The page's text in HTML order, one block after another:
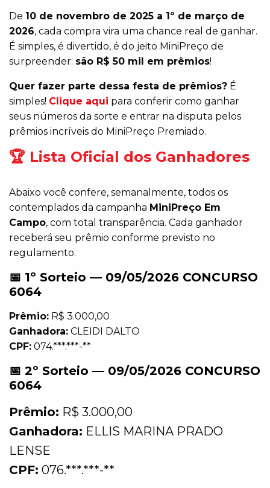
De 10 de novembro de 2025 a 1º de março de
2026, cada compra vira uma chance real de ganhar.
É simples, é divertido, é do jeito MiniPreço de
surpreender: são R$ 50 mil em prêmios!
Quer fazer parte dessa festa de prêmios? É
simples! Clique aqui para conferir como ganhar
seus números da sorte e entrar na disputa pelos
prêmios incríveis do MiniPreço Premiado.
🏆 Lista Oficial dos Ganhadores
Abaixo você confere, semanalmente, todos os
contemplados da campanha MiniPreço Em
Campo, com total transparência. Cada ganhador
receberá seu prêmio conforme previsto no
regulamento.
📅 1º Sorteio — 09/05/2026 CONCURSO
6064
Prêmio: R$ 3.000,00
Ganhadora: CLEIDI DALTO
CPF: 074.***.***-**
📅 2º Sorteio — 09/05/2026 CONCURSO
6064
Prêmio: R$ 3.000,00
Ganhadora: ELLIS MARINA PRADO
LENSE
CPF: 076.***.***-**